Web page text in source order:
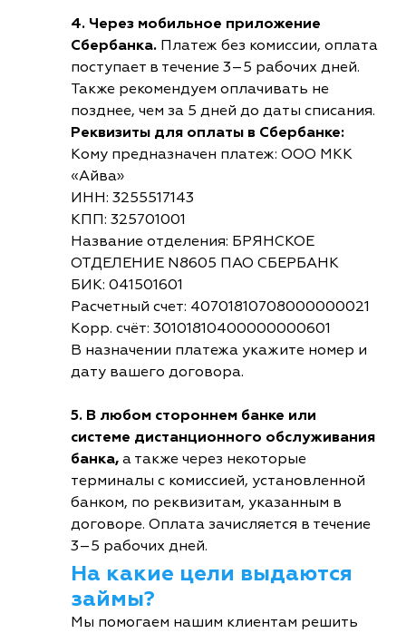
4. Через мобильное приложение
Сбербанка. Платеж без комиссии, оплата
поступает в течение 3–5 рабочих дней.
Также рекомендуем оплачивать не
позднее, чем за 5 дней до даты списания.
Реквизиты для оплаты в Сбербанке:
Кому предназначен платеж: ООО МКК
«Айва»
ИНН: 3255517143
КПП: 325701001
Название отделения: БРЯНСКОЕ
ОТДЕЛЕНИЕ N8605 ПАО СБЕРБАНК
БИК: 041501601
Расчетный счет: 40701810708000000021
Корр. счёт: 30101810400000000601
В назначении платежа укажите номер и
дату вашего договора.
5. В любом стороннем банке или
системе дистанционного обслуживания
банка, а также через некоторые
терминалы с комиссией, установленной
банком, по реквизитам, указанным в
договоре. Оплата зачисляется в течение
3–5 рабочих дней.
На какие цели выдаются
займы?
Мы помогаем нашим клиентам решить